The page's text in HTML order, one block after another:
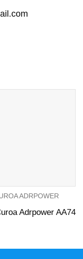
ADRPOWER
Adrpower AA74